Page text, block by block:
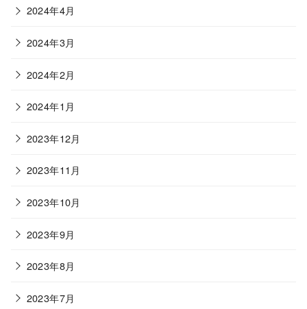
2024年4月
2024年3月
2024年2月
2024年1月
2023年12月
2023年11月
2023年10月
2023年9月
2023年8月
2023年7月